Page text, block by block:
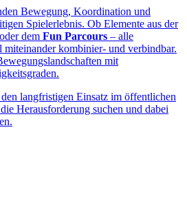
Bewegung, Koordination und
Spielerlebnis. Ob Elemente aus der
oder dem Fun Parcours – alle
kombinier- und verbindbar.
mit
langfristigen Einsatz im öffentlichen
Herausforderung suchen und dabei